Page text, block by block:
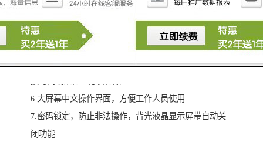
到新鲜、标准的水样
4.高可靠蠕动泵，混合式步进电机细分驱动，运行平稳
可靠
5.机械分配臂采用光电控制，自动定位，准确可靠，可
6.大屏幕中文操作界面，方便工作人员使用
7.密码锁定，防止非法操作，背光液晶显示屏带自动关
闭功能